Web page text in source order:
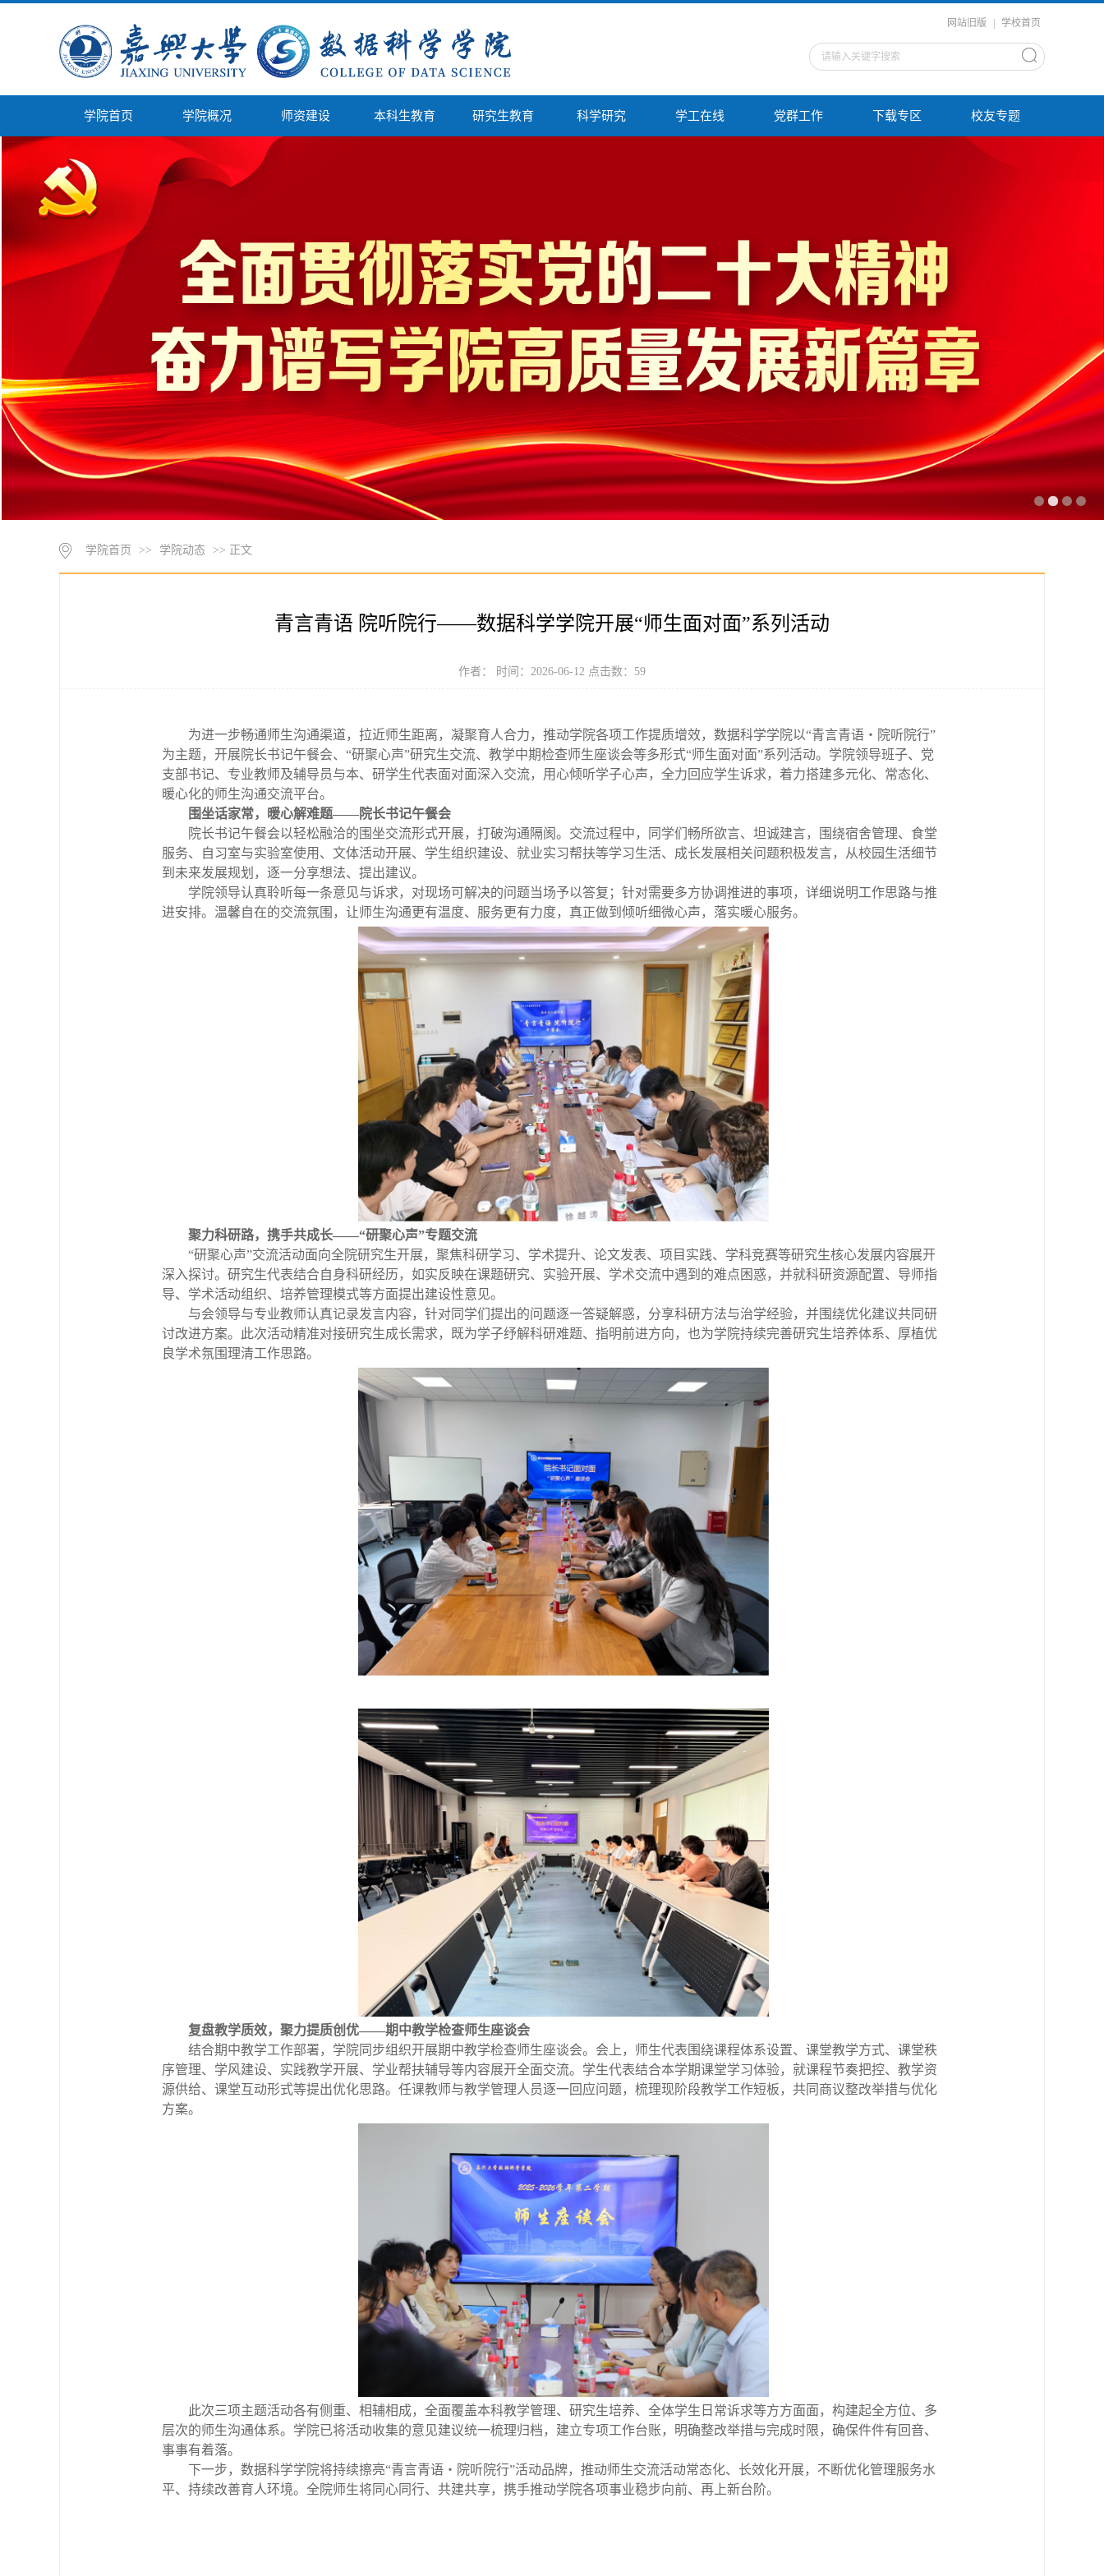
网站旧版 学校首页
学院首页 学院概况 师资建设 本科生教育 研究生教育 科学研究 学工在线 党群工作 下载专区 校友专题
学院首页 >> 学院动态 >> 正文
青言青语 院听院行——数据科学学院开展“师生面对面”系列活动
作者： 时间：2026-06-12 点击数： 59
为进一步畅通师生沟通渠道，拉近师生距离，凝聚育人合力，推动学院各项工作提质增效，数据科学学院以“青言青语・院听院行”
为主题，开展院长书记午餐会、“研聚心声”研究生交流、教学中期检查师生座谈会等多形式“师生面对面”系列活动。学院领导班子、党
支部书记、专业教师及辅导员与本、研学生代表面对面深入交流，用心倾听学子心声，全力回应学生诉求，着力搭建多元化、常态化、
暖心化的师生沟通交流平台。
围坐话家常，暖心解难题——院长书记午餐会
院长书记午餐会以轻松融洽的围坐交流形式开展，打破沟通隔阂。交流过程中，同学们畅所欲言、坦诚建言，围绕宿舍管理、食堂
服务、自习室与实验室使用、文体活动开展、学生组织建设、就业实习帮扶等学习生活、成长发展相关问题积极发言，从校园生活细节
到未来发展规划，逐一分享想法、提出建议。
学院领导认真聆听每一条意见与诉求，对现场可解决的问题当场予以答复；针对需要多方协调推进的事项，详细说明工作思路与推
进安排。温馨自在的交流氛围，让师生沟通更有温度、服务更有力度，真正做到倾听细微心声，落实暖心服务。
聚力科研路，携手共成长——“研聚心声”专题交流
“研聚心声”交流活动面向全院研究生开展，聚焦科研学习、学术提升、论文发表、项目实践、学科竞赛等研究生核心发展内容展开
深入探讨。研究生代表结合自身科研经历，如实反映在课题研究、实验开展、学术交流中遇到的难点困惑，并就科研资源配置、导师指
导、学术活动组织、培养管理模式等方面提出建设性意见。
与会领导与专业教师认真记录发言内容，针对同学们提出的问题逐一答疑解惑，分享科研方法与治学经验，并围绕优化建议共同研
讨改进方案。此次活动精准对接研究生成长需求，既为学子纾解科研难题、指明前进方向，也为学院持续完善研究生培养体系、厚植优
良学术氛围理清工作思路。
复盘教学质效，聚力提质创优——期中教学检查师生座谈会
结合期中教学工作部署，学院同步组织开展期中教学检查师生座谈会。会上，师生代表围绕课程体系设置、课堂教学方式、课堂秩
序管理、学风建设、实践教学开展、学业帮扶辅导等内容展开全面交流。学生代表结合本学期课堂学习体验，就课程节奏把控、教学资
源供给、课堂互动形式等提出优化思路。任课教师与教学管理人员逐一回应问题，梳理现阶段教学工作短板，共同商议整改举措与优化
方案。
此次三项主题活动各有侧重、相辅相成，全面覆盖本科教学管理、研究生培养、全体学生日常诉求等方方面面，构建起全方位、多
层次的师生沟通体系。学院已将活动收集的意见建议统一梳理归档，建立专项工作台账，明确整改举措与完成时限，确保件件有回音、
事事有着落。
下一步，数据科学学院将持续擦亮“青言青语・院听院行”活动品牌，推动师生交流活动常态化、长效化开展，不断优化管理服务水
平、持续改善育人环境。全院师生将同心同行、共建共享，携手推动学院各项事业稳步向前、再上新台阶。